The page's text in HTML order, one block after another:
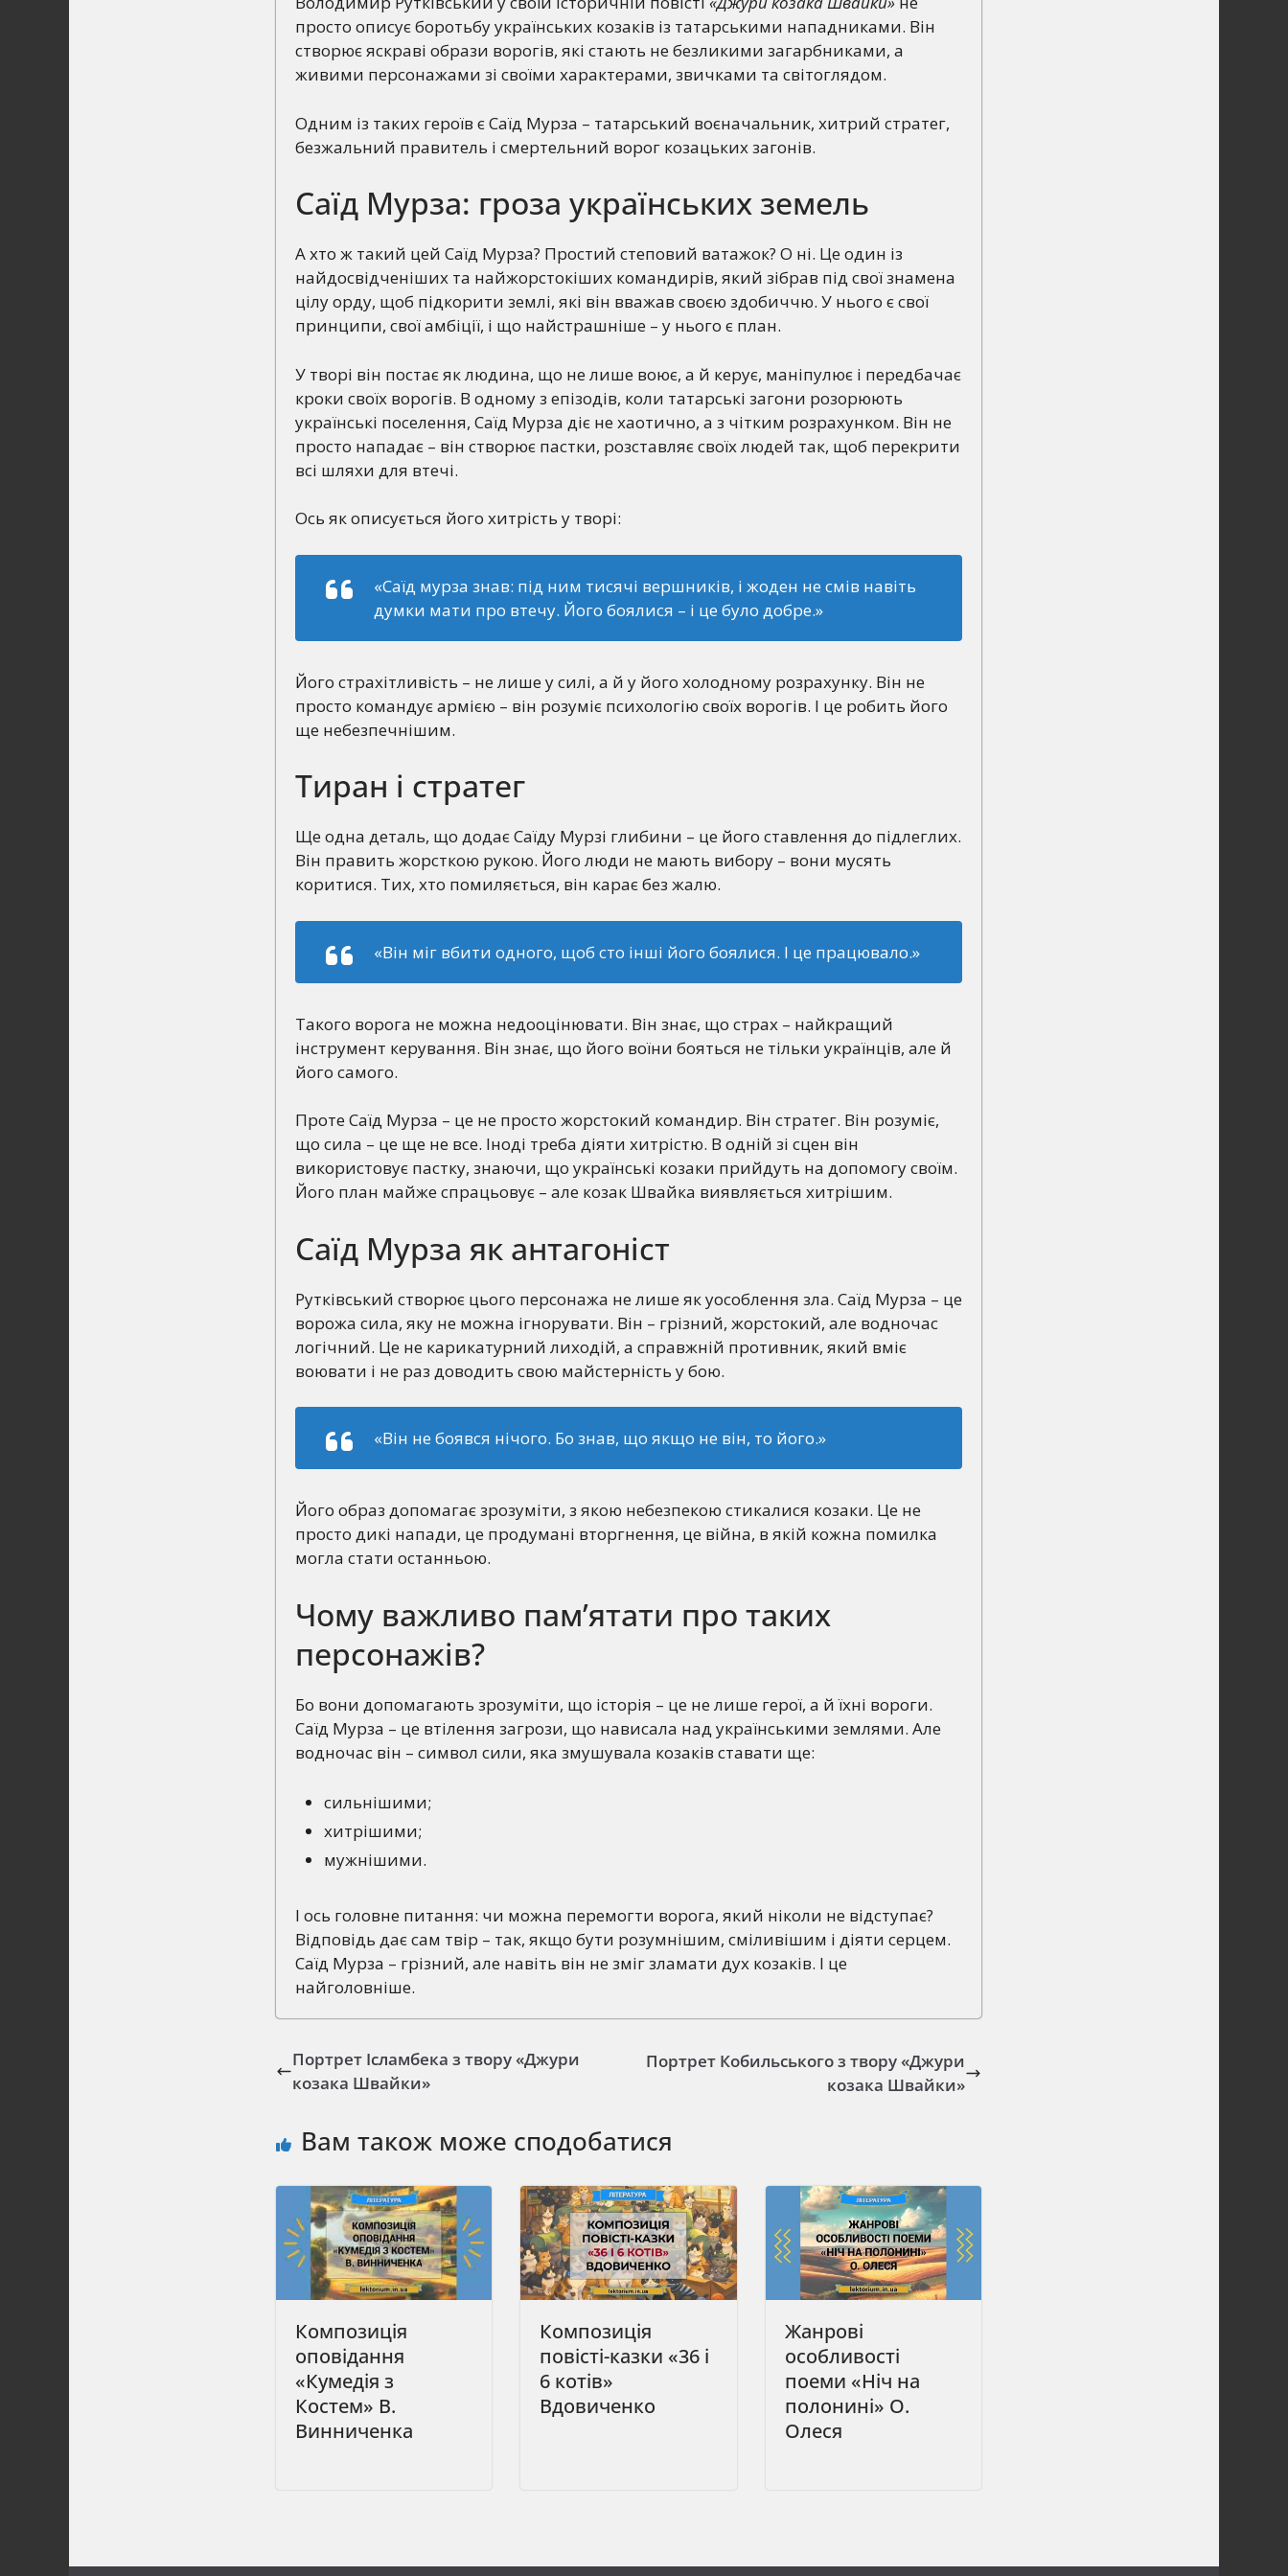
просто описує боротьбу українських козаків із татарськими нападниками. Він
створює яскраві образи ворогів, які стають не безликими загарбниками, а
живими персонажами зі своїми характерами, звичками та світоглядом.
Одним із таких героїв є Саїд Мурза – татарський воєначальник, хитрий стратег,
безжальний правитель і смертельний ворог козацьких загонів.
Саїд Мурза: гроза українських земель
А хто ж такий цей Саїд Мурза? Простий степовий ватажок? О ні. Це один із
найдосвідченіших та найжорстокіших командирів, який зібрав під свої знамена
цілу орду, щоб підкорити землі, які він вважав своєю здобиччю. У нього є свої
принципи, свої амбіції, і що найстрашніше – у нього є план.
У творі він постає як людина, що не лише воює, а й керує, маніпулює і передбачає
кроки своїх ворогів. В одному з епізодів, коли татарські загони розорюють
українські поселення, Саїд Мурза діє не хаотично, а з чітким розрахунком. Він не
просто нападає – він створює пастки, розставляє своїх людей так, щоб перекрити
всі шляхи для втечі.
Ось як описується його хитрість у творі:
«Саїд мурза знав: під ним тисячі вершників, і жоден не смів навіть
думки мати про втечу. Його боялися – і це було добре.»
Його страхітливість – не лише у силі, а й у його холодному розрахунку. Він не
просто командує армією – він розуміє психологію своїх ворогів. І це робить його
ще небезпечнішим.
Тиран і стратег
Ще одна деталь, що додає Саїду Мурзі глибини – це його ставлення до підлеглих.
Він править жорсткою рукою. Його люди не мають вибору – вони мусять
коритися. Тих, хто помиляється, він карає без жалю.
«Він міг вбити одного, щоб сто інші його боялися. І це працювало.»
Такого ворога не можна недооцінювати. Він знає, що страх – найкращий
інструмент керування. Він знає, що його воїни бояться не тільки українців, але й
його самого.
Проте Саїд Мурза – це не просто жорстокий командир. Він стратег. Він розуміє,
що сила – це ще не все. Іноді треба діяти хитрістю. В одній зі сцен він
використовує пастку, знаючи, що українські козаки прийдуть на допомогу своїм.
Його план майже спрацьовує – але козак Швайка виявляється хитрішим.
Саїд Мурза як антагоніст
Рутківський створює цього персонажа не лише як уособлення зла. Саїд Мурза – це
ворожа сила, яку не можна ігнорувати. Він – грізний, жорстокий, але водночас
логічний. Це не карикатурний лиходій, а справжній противник, який вміє
воювати і не раз доводить свою майстерність у бою.
«Він не боявся нічого. Бо знав, що якщо не він, то його.»
Його образ допомагає зрозуміти, з якою небезпекою стикалися козаки. Це не
просто дикі напади, це продумані вторгнення, це війна, в якій кожна помилка
могла стати останньою.
Чому важливо пам’ятати про таких
персонажів?
Бо вони допомагають зрозуміти, що історія – це не лише герої, а й їхні вороги.
Саїд Мурза – це втілення загрози, що нависала над українськими землями. Але
водночас він – символ сили, яка змушувала козаків ставати ще:
сильнішими;
хитрішими;
мужнішими.
І ось головне питання: чи можна перемогти ворога, який ніколи не відступає?
Відповідь дає сам твір – так, якщо бути розумнішим, сміливішим і діяти серцем.
Саїд Мурза – грізний, але навіть він не зміг зламати дух козаків. І це
найголовніше.
Портрет Ісламбека з твору «Джури
козака Швайки»
Портрет Кобильського з твору «Джури
козака Швайки»
Вам також може сподобатися
Композиція
оповідання
«Кумедія з
Костем» В.
Винниченка
Композиція
повісті-казки «36 і
6 котів»
Вдовиченко
Жанрові
особливості
поеми «Ніч на
полонині» О.
Олеся